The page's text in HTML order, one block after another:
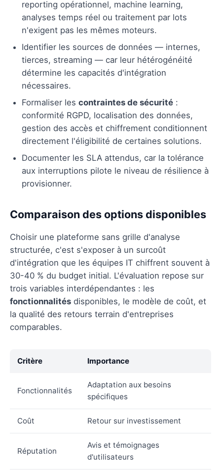
reporting opérationnel, machine learning,
analyses temps réel ou traitement par lots
n'exigent pas les mêmes moteurs.
Identifier les sources de données — internes,
tierces, streaming — car leur hétérogénéité
détermine les capacités d'intégration
nécessaires.
Formaliser les contraintes de sécurité :
conformité RGPD, localisation des données,
gestion des accès et chiffrement conditionnent
directement l'éligibilité de certaines solutions.
Documenter les SLA attendus, car la tolérance
aux interruptions pilote le niveau de résilience à
provisionner.
Comparaison des options disponibles
Choisir une plateforme sans grille d'analyse
structurée, c'est s'exposer à un surcoût
d'intégration que les équipes IT chiffrent souvent à
30-40 % du budget initial. L'évaluation repose sur
trois variables interdépendantes : les
fonctionnalités disponibles, le modèle de coût, et
la qualité des retours terrain d'entreprises
comparables.
Critère Importance
Fonctionnalités
Adaptation aux besoins
spécifiques
Coût Retour sur investissement
Réputation
Avis et témoignages
d'utilisateurs